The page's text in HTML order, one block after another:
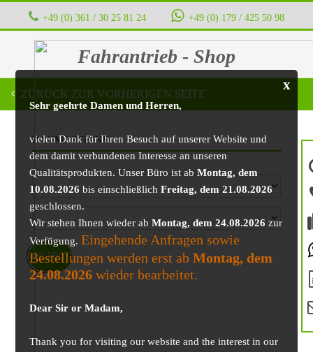
+49 (0) 361 / 30 25 81 24 ‭ ‭ ‭ ‭ +49 (0) 179 / 425 50 98
Fahrantrieb - Shop
x
Sehr geehrte Damen und Herren,
vielen Dank für Ihren Besuch auf unserer Website und
dem damit verbundenen Interesse an unseren
Qualitätsprodukten. Unser Büro ist abMontag, dem
10.08.2026 bis einschließlichFreitag, dem 21.08.2026
geschlossen.
Wir stehen Ihnen wieder abMontag, dem 24.08.2026 zur
Verfügung. Eingehende Anfragen sowie
Bestellungen werden erst abMontag, dem
24.08.2026 wieder bearbeitet.
Dear Sir or Madam,
Thank you for visiting our website and the interest in our
ZURÜCK ZUR VORHERIGEN SEITE
BAUMASCHINE
ANGEBOT!